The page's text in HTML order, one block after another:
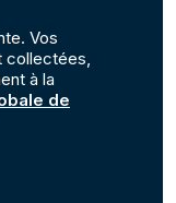
Vos
collectées,
à la
de